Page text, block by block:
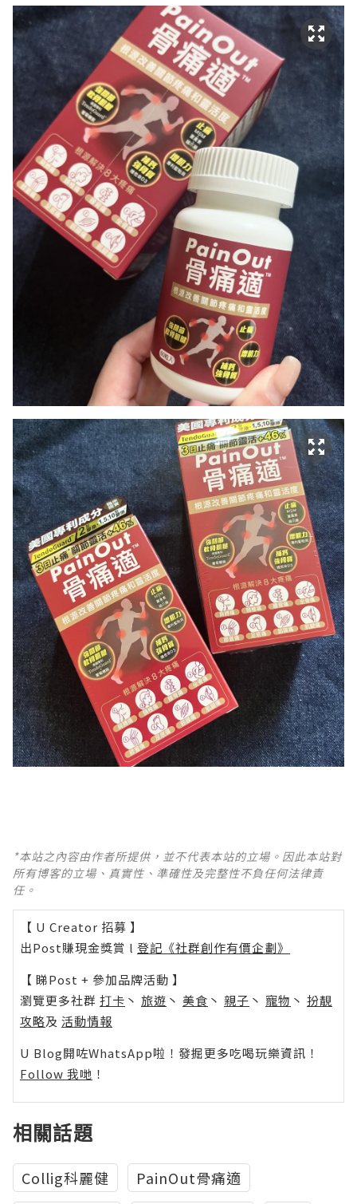
*本站之內容由作者所提供，並不代表本站的立場。因此本站對
所有博客的立場、真實性、準確性及完整性不負任何法律責
任。
【 U Creator 招募 】
出Post賺現金獎賞 l 登記《社群創作有價企劃》
【 睇Post + 參加品牌活動 】
瀏覽更多社群 打卡 丶 旅遊 丶 美食 丶 親子 丶 寵物 丶 扮靚
攻略及 活動情報
U Blog開咗WhatsApp啦！發掘更多吃喝玩樂資訊！
Follow 我哋 ！
相關話題
Collig科麗健 PainOut骨痛適